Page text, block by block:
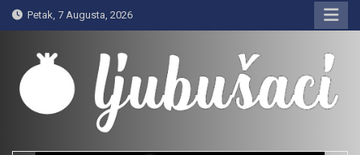
Skip
to
content
Petak, 7 Augusta, 2026
Svom voljenom gradu